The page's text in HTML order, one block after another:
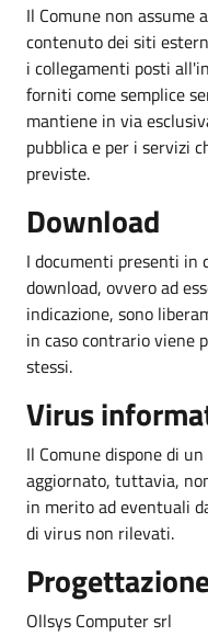
Il Comune non assume
contenuto dei siti
i collegamenti posti
forniti come semplice
mantiene in via
pubblica e per i servizi
previste.
Download
I documenti presenti in
download, ovvero ad
indicazione, sono
in caso contrario viene
stessi.
Virus
Il Comune dispone di
aggiornato, tuttavia,
in merito ad eventuali
di virus non rilevati.
Ollsys Computer srl